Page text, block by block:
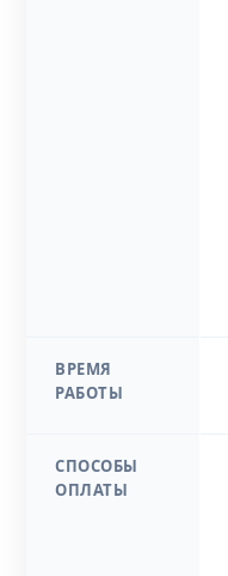
ВРЕМЯ
РАБОТЫ
СПОСОБЫ
ОПЛАТЫ